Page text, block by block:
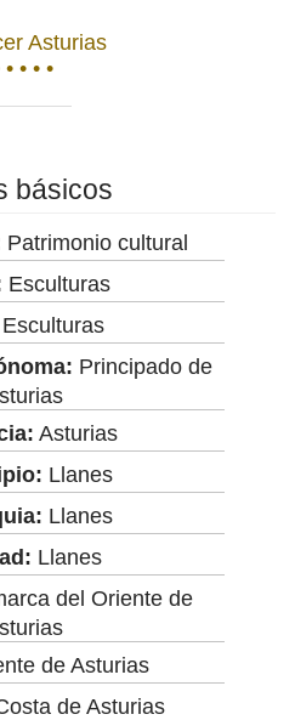
Asturias
• • • •
básicos
Patrimonio cultural
Esculturas
Esculturas
Principado de
Asturias
Llanes
Llanes
Llanes
del Oriente de
de Asturias
de Asturias